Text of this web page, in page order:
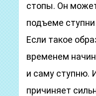
стопы. Он
подъеме
Если такое
временем
и саму ступню.
причиняет